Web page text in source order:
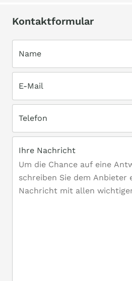
Kontaktformular
Name
E-Mail
Telefon
Ihre Nachricht